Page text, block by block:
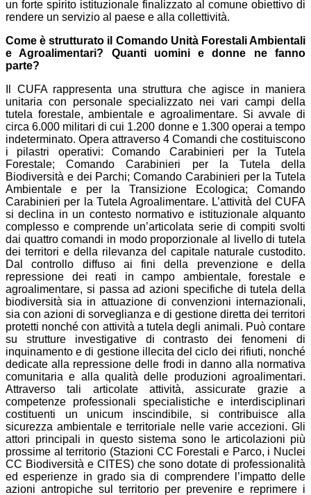
un forte spirito istituzionale finalizzato al comune obiettivo di
rendere un servizio al paese e alla collettività.
Come è strutturato il Comando Unità Forestali Ambientali
e Agroalimentari? Quanti uomini e donne ne fanno
parte?
Il CUFA rappresenta una struttura che agisce in maniera
unitaria con personale specializzato nei vari campi della
tutela forestale, ambientale e agroalimentare. Si avvale di
circa 6.000 militari di cui 1.200 donne e 1.300 operai a tempo
indeterminato. Opera attraverso 4 Comandi che costituiscono
i pilastri operativi: Comando Carabinieri per la Tutela
Forestale; Comando Carabinieri per la Tutela della
Biodiversità e dei Parchi; Comando Carabinieri per la Tutela
Ambientale e per la Transizione Ecologica; Comando
Carabinieri per la Tutela Agroalimentare. L’attività del CUFA
si declina in un contesto normativo e istituzionale alquanto
complesso e comprende un’articolata serie di compiti svolti
dai quattro comandi in modo proporzionale al livello di tutela
dei territori e della rilevanza del capitale naturale custodito.
Dal controllo diffuso ai fini della prevenzione e della
repressione dei reati in campo ambientale, forestale e
agroalimentare, si passa ad azioni specifiche di tutela della
biodiversità sia in attuazione di convenzioni internazionali,
sia con azioni di sorveglianza e di gestione diretta dei territori
protetti nonché con attività a tutela degli animali. Può contare
su strutture investigative di contrasto dei fenomeni di
inquinamento e di gestione illecita del ciclo dei rifiuti, nonché
dedicate alla repressione delle frodi in danno alla normativa
comunitaria e alla qualità delle produzioni agroalimentari.
Attraverso tali articolate attività, assicurate grazie a
competenze professionali specialistiche e interdisciplinari
costituenti un unicum inscindibile, si contribuisce alla
sicurezza ambientale e territoriale nelle varie accezioni. Gli
attori principali in questo sistema sono le articolazioni più
prossime al territorio (Stazioni CC Forestali e Parco, i Nuclei
CC Biodiversità e CITES) che sono dotate di professionalità
ed esperienze in grado sia di comprendere l’impatto delle
azioni antropiche sul territorio per prevenire e reprimere i